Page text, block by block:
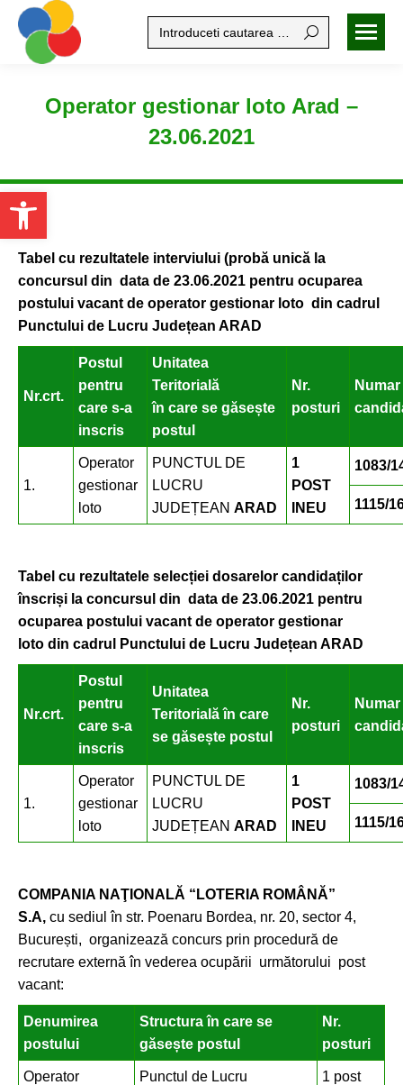
Open toolbar
Search:
Operator gestionar loto Arad –
23.06.2021
Tabel cu rezultatele interviului (probă unică la
concursul din data de 23.06.2021 pentru ocuparea
postului vacant de operator gestionar loto din cadrul
Punctului de Lucru Județean ARAD
Nr.crt.
Postul
pentru
care s-a
inscris
Unitatea
Teritorială
în care se găsește
postul
Nr.
posturi
1.
Operator
gestionar
loto
PUNCTUL DE
LUCRU
JUDEȚEAN ARAD
1
POST
INEU
1083/
1115/
Tabel cu rezultatele selecției dosarelor candidaților
înscriși la concursul din data de 23.06.2021 pentru
ocuparea postului vacant de operator gestionar
loto din cadrul Punctului de Lucru Județean ARAD
Nr.crt.
Postul
pentru
care s-a
inscris
Unitatea
Teritorială în care
se găsește postul
Nr.
posturi
1.
Operator
gestionar
loto
PUNCTUL DE
LUCRU
JUDEȚEAN ARAD
1
POST
INEU
1083/
1115/
COMPANIA NAŢIONALĂ “LOTERIA ROMÂNĂ”
S.A, cu sediul în str. Poenaru Bordea, nr. 20, sector 4,
București, organizează concurs prin procedură de
recrutare externă în vederea ocupării următorului post
vacant:
Denumirea
postului
Structura în care se
găsește postul
Nr.
posturi
Operator
Punctul de Lucru
1 post